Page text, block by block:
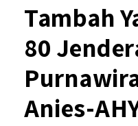
Tambah
80
Anies-